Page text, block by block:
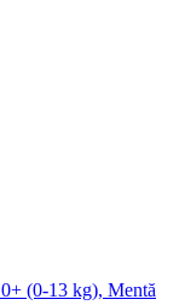
(0-13 kg), Mentă